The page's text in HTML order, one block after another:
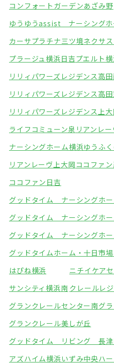
コンフォートガーデンあざみ野
ゆうゆうassist ナーシングホ
カーサプラチナ三ツ境ネクサ
プラージュ横浜日吉プエルト
リリィパワーズレジデンス高
リリィパワーズレジデンス高田
リリィパワーズレジデンス上大
ライフコミューン泉 リアンレ
ナーシングホーム横浜ゆうふ
リアンレーヴ上大岡ココファ
ココファン日吉
グッドタイム ナーシングホ
グッドタイム ナーシングホ
グッドタイム ナーシングホ
グッドタイムホーム・十日市場
はぴね横浜
ニチイケア
サンシティ横浜南 クレールレ
グランクレールセンター南グ
グランクレール美しが丘
グッドタイム リビング 長津
アズハイム横浜いずみ中央ハ